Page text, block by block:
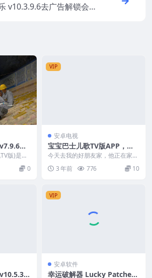
v10.3.9.6去广告解锁会员
电
版)是一
及机顶盒
0
VIP
安卓电视
宝宝巴士儿歌TV版APP，无
广告无会员支持手机
今天去我的好朋友家，他正在家里
带娃，电视里手机里都在播放儿童
视频和音乐，但是一切...
3 年前 776 10
VIP
安卓软件
幸运破解器 Lucky Patcher